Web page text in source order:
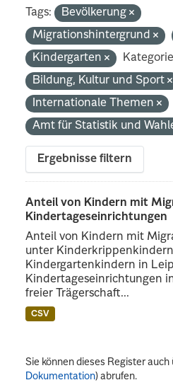
Tags:
Bevölkerung
Migrationshintergrund
Kindergarten
Bildung, Kultur und Sport
Internationale Themen
Amt für Statistik und
Ergebnisse filtern
Anteil von Kindern mit
Kindertageseinrichtungen
Anteil von Kindern mit
unter
Kindergartenkindern in
Kindertageseinrichtungen
freier Trägerschaft...
CSV
Sie können dieses Register
Dokumentation) abrufen.